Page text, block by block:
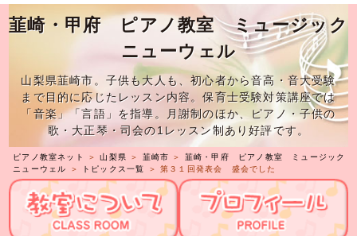
韮崎・甲府 ピアノ教室 ミュージック
ニューウェル
山梨県韮崎市。子供も大人も、初心者から音高・音大受験
まで目的に応じたレッスン内容。保育士受験対策講座では
「音楽」「言語」を指導。月謝制のほか、ピアノ・子供の
歌・大正琴・司会の1レッスン制あり好評です。
ピアノ教室ネット ＞山梨県 ＞ 韮崎市 ＞ 韮崎・甲府 ピアノ教室 ミュージック
ニューウェル
＞ トピックス一覧 ＞ 第３１回発表会 盛会でした